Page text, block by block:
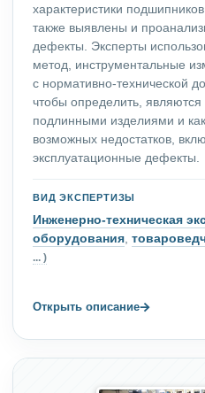
характеристики
также выявлены и
дефекты. Эксперты
метод, инструментальные
с нормативно-технической
чтобы определить,
подлинными изделиями и
возможных недостатков,
эксплуатационные дефекты.
ВИД ЭКСПЕРТИЗЫ
Инженерно-техническая
оборудования,
... )
Открыть описание→